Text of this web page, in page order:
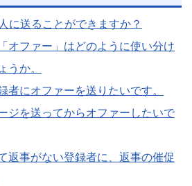
に送ることができますか？
オファー」はどのように使い分け
うか。
者にオファーを送りたいです。
ジを送ってからオファーしたいで
返事がない登録者に、返事の催促